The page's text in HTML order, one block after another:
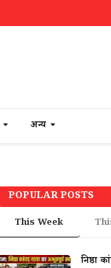
अन्य
POPULAR POSTS
This Week
निष्ठा